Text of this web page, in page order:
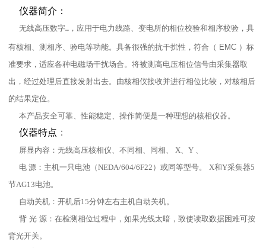
仪器简介：
无线高压数字 核相仪，应用于电力线路、 变电所的相位校验和相序校验，具
有核相、测相序、验电等功能。具备很强的抗干扰性，符合（ EMC ）标
准要求，适应各种电磁场干扰场合。将被测高电压相位信号由采集器取
出，经过处理后直接发射出去。由核相仪接收并进行相位比较，对核相后
的结果定位。
本产品安全可靠、性能稳定、操作简便是一种理想的核相仪器。
仪器特点 ：
屏显内容：无线高压核相仪、 不同相、同相、 X、 Y
电 源：主机一只电池（NEDA/604/6F22 ）或同等型号。 X和Y采集器5
节AG13电池。
自动关机：开机后15分钟左右主机自动关机。
背 光 源：在检测相位过程中， 如果光线太暗，致使读取数据困难可按
背光开关。